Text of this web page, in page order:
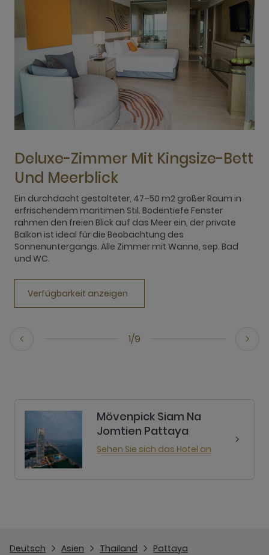
1/9
Deluxe-Zimmer Mit Kingsize-Bett
Und Meerblick
Ein durchdacht gestalteter, 47–50 m2 großer Raum in
erfrischendem maritimen Stil. Bodentiefe Fenster
rahmen den freien Blick auf das Meer ein, der private
Balkon ist ideal für die Beobachtung des
Sonnenuntergangs. Alle Zimmer mit Wanne, sep. Bad
und WC.
Verfügbarkeit anzeigen
Mövenpick Siam Na
Jomtien Pattaya
Sehen Sie sich das Hotel an
Deutsch Asien Thailand
Pattaya